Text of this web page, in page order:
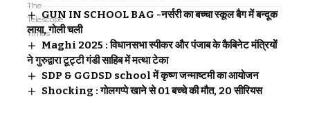
GUN IN SCHOOL BAG -नर्सरी का बच्चा स्कूल बैग में बन्दूक
लाया, गोली चली
Maghi 2025 : विधानसभा स्पीकर और पंजाब के कैबिनेट मंत्रियों
ने गुरुद्वारा टूट्टी गंडी साहिब में मत्था टेका
SDP & GGDSD school में कृष्ण जन्माष्टमी का आयोजन
Shocking : गोलगप्पे खाने से 01 बच्चे की मौत, 20 सीरियस